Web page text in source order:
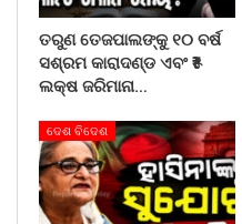
ତରୁଣ ତେଜପାଲଙ୍କୁ ୧୦ ବର୍ଷ
ସଶ୍ରମ କାରାଦଣ୍ଡ ଏବଂ ₹୫
ଲକ୍ଷ ଜରିମାନା…
ଦେଶ ବିଦେଶ